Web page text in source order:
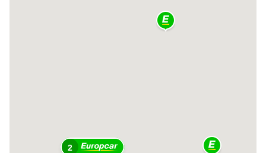
2